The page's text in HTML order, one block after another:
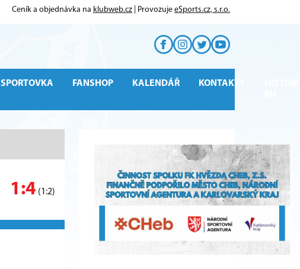
Ceník a objednávka na klubweb.cz | Provozuje eSports.cz, s.r.o.
SPORTOVKA FANSHOP KALENDÁŘ KONTAKTY
1:4 (1:2)